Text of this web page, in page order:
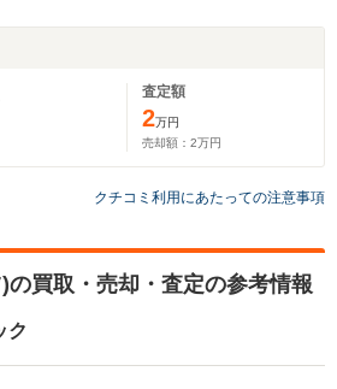
査定額
2万円
売却額： 2万円
クチコミ利用にあたっての注意事項
の買取・売却・査定の参考情報
ク